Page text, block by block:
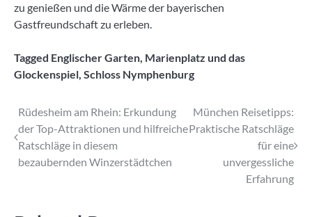
zu genießen und die Wärme der bayerischen
Gastfreundschaft zu erleben.
Tagged Englischer Garten, Marienplatz und das
Glockenspiel, Schloss Nymphenburg
Beitragsnavigation
Rüdesheim am Rhein: Erkundung
der Top-Attraktionen und hilfreiche
Ratschläge in diesem
bezaubernden Winzerstädtchen
München Reisetipps:
Praktische Ratschläge
für eine
unvergessliche
Erfahrung